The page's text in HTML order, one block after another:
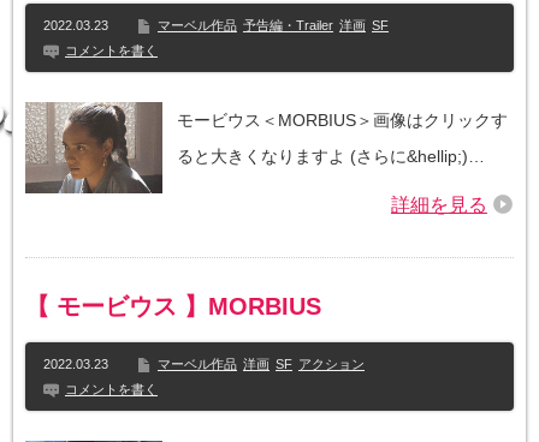
2022.03.23 マーベル作品 予告編・Trailer 洋画 SF
コメントを書く
モービウス＜MORBIUS＞画像はクリックす
ると大きくなりますよ (さらに&hellip;)…
詳細を見る
【 モービウス 】MORBIUS
2022.03.23 マーベル作品 洋画 SF アクション
コメントを書く